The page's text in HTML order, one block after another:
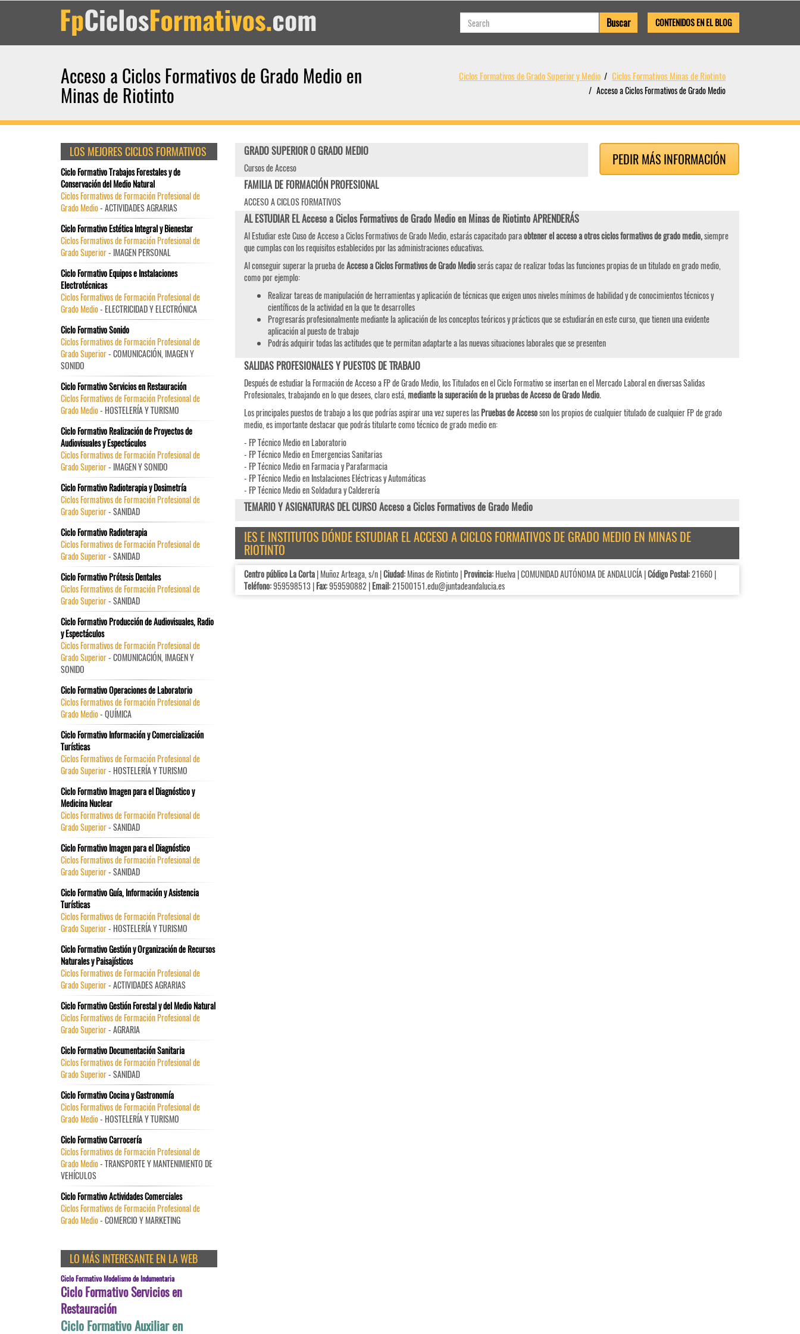
CONTENIDOS EN EL BLOG
Acceso a Ciclos Formativos de Grado Medio en
Minas de Riotinto
Ciclos Formativos de Grado Superior y Medio Ciclos Formativos Minas de Riotinto
Acceso a Ciclos Formativos de Grado Medio
PEDIR MÁS INFORMACIÓN
GRADO SUPERIOR O GRADO MEDIO
Cursos de Acceso
FAMILIA DE FORMACIÓN PROFESIONAL
ACCESO A CICLOS FORMATIVOS
AL ESTUDIAR EL Acceso a Ciclos Formativos de Grado Medio en Minas de Riotinto APRENDERÁS
Al Estudiar este Cuso de Acceso a Ciclos Formativos de Grado Medio, estarás capacitado paraobtener el acceso a otros ciclos formativos de grado medio,siempre
que cumplas con los requisitos establecidos por las administraciones educativas.
Al conseguir superar la prueba deAcceso a Ciclos Formativos de Grado Medioserás capaz de realizar todas las funciones propias de un titulado en grado medio,
como por ejemplo:
Realizar tareas de manipulación de herramientas y aplicación de técnicas que exigen unos niveles mínimos de habilidad y de conocimientos técnicos y
científicos de la actividad en la que te desarrolles
Progresarás profesionalmente mediante la aplicación de los conceptos teóricos y prácticos que se estudiarán en este curso, que tienen una evidente
aplicación al puesto de trabajo
Podrás adquirir todas las actitudes que te permitan adaptarte a las nuevas situaciones laborales que se presenten
SALIDAS PROFESIONALES Y PUESTOS DE TRABAJO
Después de estudiar la Formación de Acceso a FP de Grado Medio, los Titulados en el Ciclo Formativo se insertan en el Mercado Laboral en diversas Salidas
Profesionales, trabajando en lo que desees, claro está,mediante la superación de la pruebas de Acceso de Grado Medio.
Los principales puestos de trabajo a los que podrías aspirar una vez superes lasPruebas deAccesoson los propios de cualquier titulado de cualquier FP de grado
medio, es importante destacar que podrás titularte como técnico de grado medio en:
- FP Técnico Medio en Laboratorio
- FP Técnico Medio en Emergencias Sanitarias
- FP Técnico Medio en Farmacia y Parafarmacia
- FP Técnico Medio en Instalaciones Eléctricas y Automáticas
- FP Técnico Medio en Soldadura y Calderería
TEMARIO Y ASIGNATURAS DEL CURSO Acceso a Ciclos Formativos de Grado Medio
IES E INSTITUTOS DÓNDE ESTUDIAR EL ACCESO A CICLOS FORMATIVOS DE GRADO MEDIO EN MINAS DE
RIOTINTO
Centro público La Corta| Muñoz Arteaga, s/n |Ciudad:Minas de Riotinto |Provincia:Huelva | COMUNIDAD AUTÓNOMA DE ANDALUCÍA |Código Postal:21660 |
Teléfono:959598513 |Fax:959590882 |Email:21500151.edu@juntadeandalucia.es
LOS MEJORES CICLOS FORMATIVOS
Ciclo Formativo Trabajos Forestales y de
Conservación del Medio Natural
Ciclos Formativos de Formación Profesional de
Grado Medio- ACTIVIDADES AGRARIAS
Ciclo Formativo Estética Integral y Bienestar
Ciclos Formativos de Formación Profesional de
Grado Superior- IMAGEN PERSONAL
Ciclo Formativo Equipos e Instalaciones
Electrotécnicas
Ciclos Formativos de Formación Profesional de
Grado Medio- ELECTRICIDAD Y ELECTRÓNICA
Ciclo Formativo Sonido
Ciclos Formativos de Formación Profesional de
Grado Superior- COMUNICACIÓN, IMAGEN Y
SONIDO
Ciclo Formativo Servicios en Restauración
Ciclos Formativos de Formación Profesional de
Grado Medio- HOSTELERÍA Y TURISMO
Ciclo Formativo Realización de Proyectos de
Audiovisuales y Espectáculos
Ciclos Formativos de Formación Profesional de
Grado Superior- IMAGEN Y SONIDO
Ciclo Formativo Radioterapia y Dosimetría
Ciclos Formativos de Formación Profesional de
Grado Superior- SANIDAD
Ciclo Formativo Radioterapia
Ciclos Formativos de Formación Profesional de
Grado Superior- SANIDAD
Ciclo Formativo Prótesis Dentales
Ciclos Formativos de Formación Profesional de
Grado Superior- SANIDAD
Ciclo Formativo Producción de Audiovisuales, Radio
y Espectáculos
Ciclos Formativos de Formación Profesional de
Grado Superior- COMUNICACIÓN, IMAGEN Y
SONIDO
Ciclo Formativo Operaciones de Laboratorio
Ciclos Formativos de Formación Profesional de
Grado Medio- QUÍMICA
Ciclo Formativo Información y Comercialización
Turísticas
Ciclos Formativos de Formación Profesional de
Grado Superior- HOSTELERÍA Y TURISMO
Ciclo Formativo Imagen para el Diagnóstico y
Medicina Nuclear
Ciclos Formativos de Formación Profesional de
Grado Superior- SANIDAD
Ciclo Formativo Imagen para el Diagnóstico
Ciclos Formativos de Formación Profesional de
Grado Superior- SANIDAD
Ciclo Formativo Guía, Información y Asistencia
Turísticas
Ciclos Formativos de Formación Profesional de
Grado Superior- HOSTELERÍA Y TURISMO
Ciclo Formativo Gestión y Organización de Recursos
Naturales y Paisajísticos
Ciclos Formativos de Formación Profesional de
Grado Superior- ACTIVIDADES AGRARIAS
Ciclo Formativo Gestión Forestal y del Medio Natural
Ciclos Formativos de Formación Profesional de
Grado Superior- AGRARIA
Ciclo Formativo Documentación Sanitaria
Ciclos Formativos de Formación Profesional de
Grado Superior- SANIDAD
Ciclo Formativo Cocina y Gastronomía
Ciclos Formativos de Formación Profesional de
Grado Medio- HOSTELERÍA Y TURISMO
Ciclo Formativo Carrocería
Ciclos Formativos de Formación Profesional de
Grado Medio- TRANSPORTE Y MANTENIMIENTO DE
VEHÍCULOS
Ciclo Formativo Actividades Comerciales
Ciclos Formativos de Formación Profesional de
Grado Medio- COMERCIO Y MARKETING
LO MÁS INTERESANTE EN LA WEB
Ciclo Formativo Modelismo de Indumentaria
Ciclo Formativo Servicios en
Restauración
Ciclo Formativo Auxiliar en